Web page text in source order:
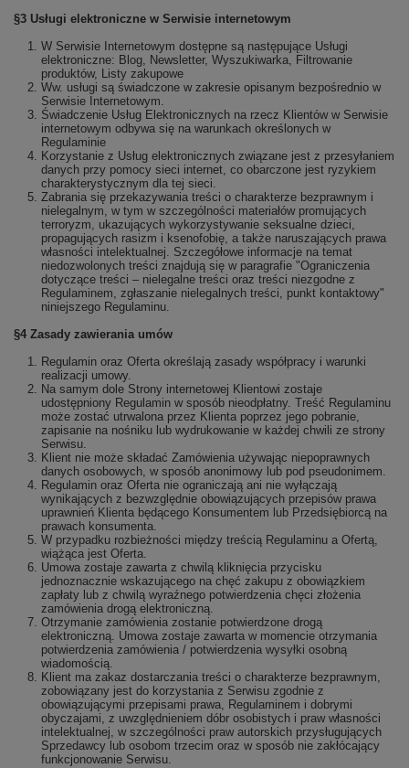
§3 Usługi elektroniczne w Serwisie internetowym
W Serwisie Internetowym dostępne są następujące Usługi
elektroniczne: Blog, Newsletter, Wyszukiwarka, Filtrowanie
produktów, Listy zakupowe
Ww. usługi są świadczone w zakresie opisanym bezpośrednio w
Serwisie Internetowym.
Świadczenie Usług Elektronicznych na rzecz Klientów w Serwisie
internetowym odbywa się na warunkach określonych w
Regulaminie
Korzystanie z Usług elektronicznych związane jest z przesyłaniem
danych przy pomocy sieci internet, co obarczone jest ryzykiem
charakterystycznym dla tej sieci.
Zabrania się przekazywania treści o charakterze bezprawnym i
nielegalnym, w tym w szczególności materiałów promujących
terroryzm, ukazujących wykorzystywanie seksualne dzieci,
propagujących rasizm i ksenofobię, a także naruszających prawa
własności intelektualnej. Szczegółowe informacje na temat
niedozwolonych treści znajdują się w paragrafie "Ograniczenia
dotyczące treści – nielegalne treści oraz treści niezgodne z
Regulaminem, zgłaszanie nielegalnych treści, punkt kontaktowy"
niniejszego Regulaminu.
§4 Zasady zawierania umów
Regulamin oraz Oferta określają zasady współpracy i warunki
realizacji umowy.
Na samym dole Strony internetowej Klientowi zostaje
udostępniony Regulamin w sposób nieodpłatny. Treść Regulaminu
może zostać utrwalona przez Klienta poprzez jego pobranie,
zapisanie na nośniku lub wydrukowanie w każdej chwili ze strony
Serwisu.
Klient nie może składać Zamówienia używając niepoprawnych
danych osobowych, w sposób anonimowy lub pod pseudonimem.
Regulamin oraz Oferta nie ograniczają ani nie wyłączają
wynikających z bezwzględnie obowiązujących przepisów prawa
uprawnień Klienta będącego Konsumentem lub Przedsiębiorcą na
prawach konsumenta.
W przypadku rozbieżności między treścią Regulaminu a Ofertą,
wiążąca jest Oferta.
Umowa zostaje zawarta z chwilą kliknięcia przycisku
jednoznacznie wskazującego na chęć zakupu z obowiązkiem
zapłaty lub z chwilą wyraźnego potwierdzenia chęci złożenia
zamówienia drogą elektroniczną.
Otrzymanie zamówienia zostanie potwierdzone drogą
elektroniczną. Umowa zostaje zawarta w momencie otrzymania
potwierdzenia zamówienia / potwierdzenia wysyłki osobną
wiadomością.
Klient ma zakaz dostarczania treści o charakterze bezprawnym,
zobowiązany jest do korzystania z Serwisu zgodnie z
obowiązującymi przepisami prawa, Regulaminem i dobrymi
obyczajami, z uwzględnieniem dóbr osobistych i praw własności
intelektualnej, w szczególności praw autorskich przysługujących
Sprzedawcy lub osobom trzecim oraz w sposób nie zakłócający
funkcjonowanie Serwisu.